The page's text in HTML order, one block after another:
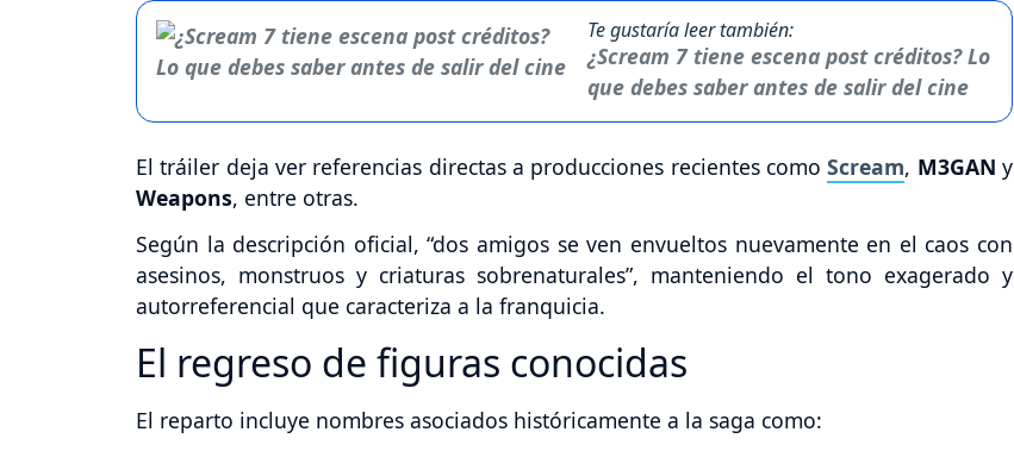
Te gustaría leer también:
¿Scream 7 tiene escena post créditos? Lo
que debes saber antes de salir del cine
El tráiler deja ver referencias directas a producciones recientes comoScream, M3GANy
Weapons, entre otras.
Según la descripción oficial, “dos amigos se ven envueltos nuevamente en el caos con
asesinos, monstruos y criaturas sobrenaturales”, manteniendo el tono exagerado y
autorreferencial que caracteriza a la franquicia.
El regreso de figuras conocidas
El reparto incluye nombres asociados históricamente a la saga como: